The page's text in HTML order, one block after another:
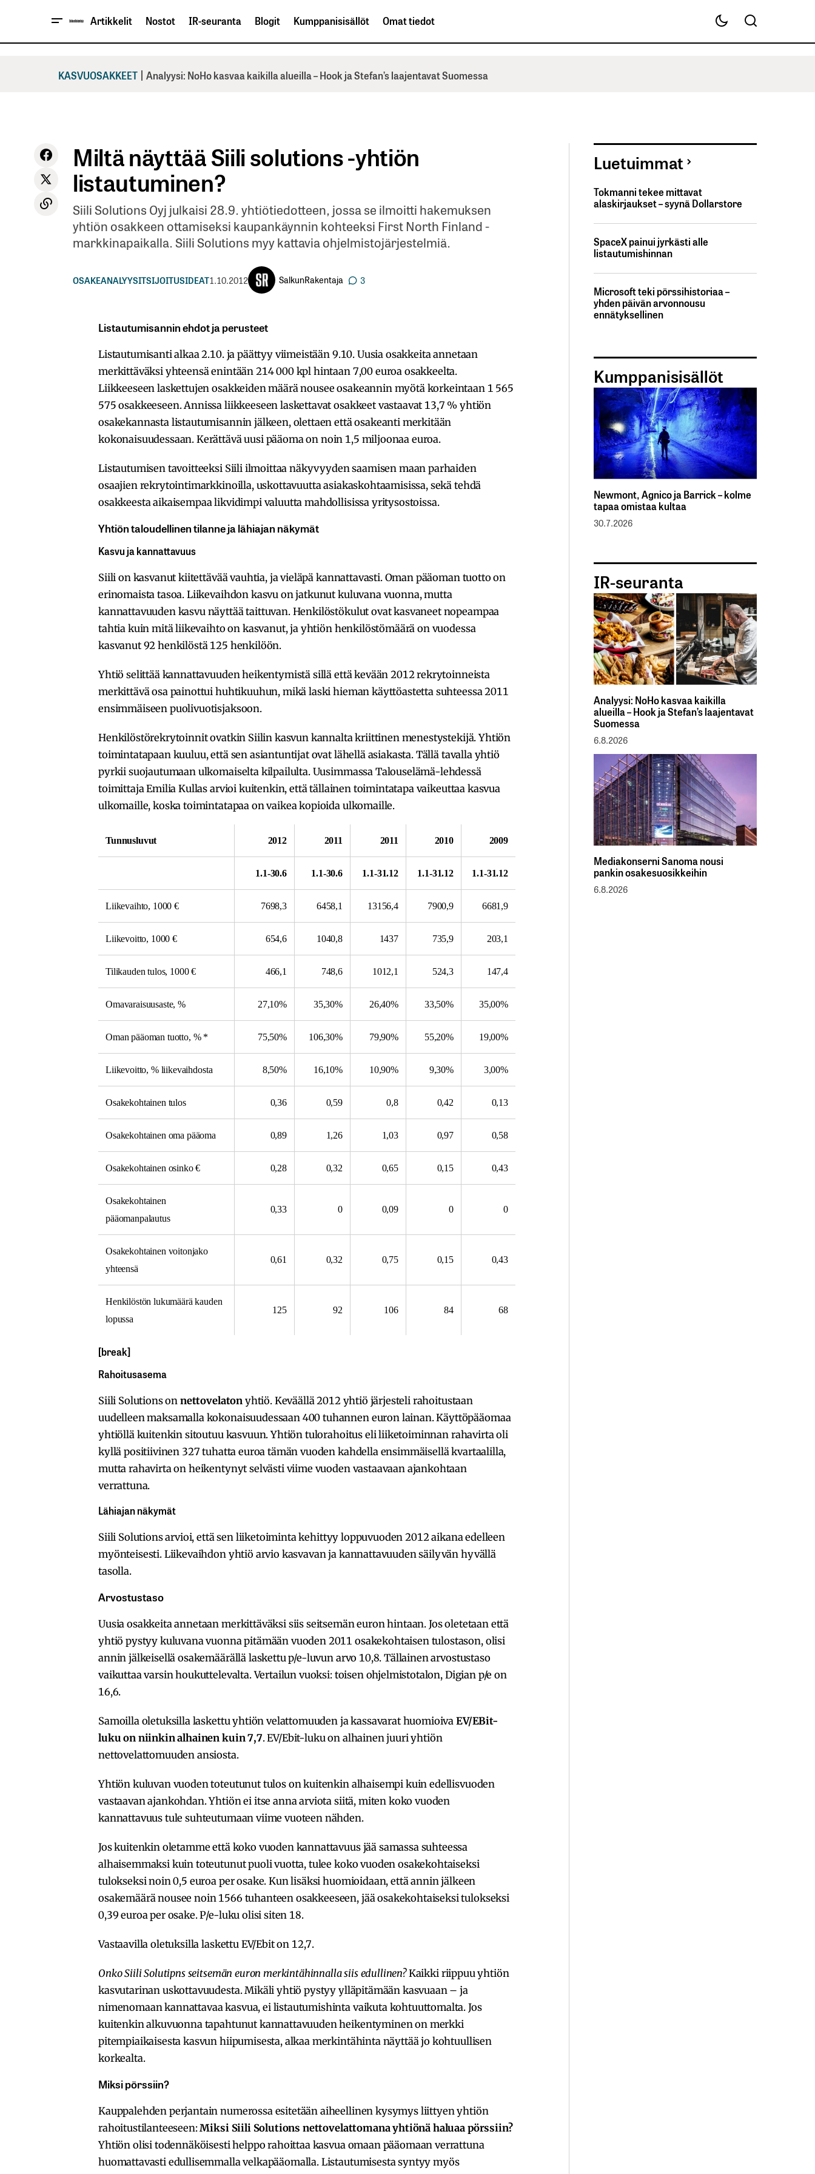
Artikkelit Nostot IR-seuranta Blogit Kumppanisisällöt Omat tiedot
KASVUOSAKKEET | Analyysi: NoHo kasvaa kaikilla alueilla – Hook ja Stefan’s laajentavat Suomessa
Miltä näyttää Siili solutions -yhtiön
listautuminen?
Siili Solutions Oyj julkaisi 28.9. yhtiötiedotteen, jossa se ilmoitti hakemuksen
yhtiön osakkeen ottamiseksi kaupankäynnin kohteeksi First North Finland -
markkinapaikalla. Siili Solutions myy kattavia ohjelmistojärjestelmiä.
OSAKEANALYYSITSIJOITUSIDEAT1.10.2012 SalkunRakentaja 3
Listautumisannin ehdot ja perusteet
Listautumisanti alkaa 2.10. ja päättyy viimeistään 9.10. Uusia osakkeita annetaan
merkittäväksi yhteensä enintään 214 000 kpl hintaan 7,00 euroa osakkeelta.
Liikkeeseen laskettujen osakkeiden määrä nousee osakeannin myötä korkeintaan 1 565
575 osakkeeseen. Annissa liikkeeseen laskettavat osakkeet vastaavat 13,7 % yhtiön
osakekannasta listautumisannin jälkeen, olettaen että osakeanti merkitään
kokonaisuudessaan. Kerättävä uusi pääoma on noin 1,5 miljoonaa euroa.
Listautumisen tavoitteeksi Siili ilmoittaa näkyvyyden saamisen maan parhaiden
osaajien rekrytointimarkkinoilla, uskottavuutta asiakaskohtaamisissa, sekä tehdä
osakkeesta aikaisempaa likvidimpi valuutta mahdollisissa yritysostoissa.
Yhtiön taloudellinen tilanne ja lähiajan näkymät
Kasvu ja kannattavuus
Siili on kasvanut kiitettävää vauhtia, ja vieläpä kannattavasti. Oman pääoman tuotto on
erinomaista tasoa. Liikevaihdon kasvu on jatkunut kuluvana vuonna, mutta
kannattavuuden kasvu näyttää taittuvan. Henkilöstökulut ovat kasvaneet nopeampaa
tahtia kuin mitä liikevaihto on kasvanut, ja yhtiön henkilöstömäärä on vuodessa
kasvanut 92 henkilöstä 125 henkilöön.
Yhtiö selittää kannattavuuden heikentymistä sillä että kevään 2012 rekrytoinneista
merkittävä osa painottui huhtikuuhun, mikä laski hieman käyttöastetta suhteessa 2011
ensimmäiseen puolivuotisjaksoon.
Henkilöstörekrytoinnit ovatkin Siilin kasvun kannalta kriittinen menestystekijä. Yhtiön
toimintatapaan kuuluu, että sen asiantuntijat ovat lähellä asiakasta. Tällä tavalla yhtiö
pyrkii suojautumaan ulkomaiselta kilpailulta. Uusimmassa Talouselämä-lehdessä
toimittaja Emilia Kullas arvioi kuitenkin, että tällainen toimintatapa vaikeuttaa kasvua
ulkomaille, koska toimintatapaa on vaikea kopioida ulkomaille.
Tunnusluvut 2012 2011 2011 2010 2009
1.1-30.6 1.1-30.6 1.1-31.12 1.1-31.12 1.1-31.12
Liikevaihto, 1000 € 7698,3 6458,1 13156,4 7900,9 6681,9
Liikevoitto, 1000 € 654,6 1040,8 1437 735,9 203,1
Tilikauden tulos, 1000 € 466,1 748,6 1012,1 524,3 147,4
Omavaraisuusaste, % 27,10% 35,30% 26,40% 33,50% 35,00%
Oman pääoman tuotto, % * 75,50% 106,30% 79,90% 55,20% 19,00%
Liikevoitto, % liikevaihdosta 8,50% 16,10% 10,90% 9,30% 3,00%
Osakekohtainen tulos 0,36 0,59 0,8 0,42 0,13
Osakekohtainen oma pääoma 0,89 1,26 1,03 0,97 0,58
Osakekohtainen osinko € 0,28 0,32 0,65 0,15 0,43
Osakekohtainen
pääomanpalautus
0,33 0 0,09 0 0
Osakekohtainen voitonjako
yhteensä
0,61 0,32 0,75 0,15 0,43
Henkilöstön lukumäärä kauden
lopussa
125 92 106 84 68
[break]
Rahoitusasema
Siili Solutions on nettovelaton yhtiö. Keväällä 2012 yhtiö järjesteli rahoitustaan
uudelleen maksamalla kokonaisuudessaan 400 tuhannen euron lainan. Käyttöpääomaa
yhtiöllä kuitenkin sitoutuu kasvuun. Yhtiön tulorahoitus eli liiketoiminnan rahavirta oli
kyllä positiivinen 327 tuhatta euroa tämän vuoden kahdella ensimmäisellä kvartaalilla,
mutta rahavirta on heikentynyt selvästi viime vuoden vastaavaan ajankohtaan
verrattuna.
Lähiajan näkymät
Siili Solutions arvioi, että sen liiketoiminta kehittyy loppuvuoden 2012 aikana edelleen
myönteisesti. Liikevaihdon yhtiö arvio kasvavan ja kannattavuuden säilyvän hyvällä
tasolla.
Arvostustaso
Uusia osakkeita annetaan merkittäväksi siis seitsemän euron hintaan. Jos oletetaan että
yhtiö pystyy kuluvana vuonna pitämään vuoden 2011 osakekohtaisen tulostason, olisi
annin jälkeisellä osakemäärällä laskettu p/e-luvun arvo 10,8. Tällainen arvostustaso
vaikuttaa varsin houkuttelevalta. Vertailun vuoksi: toisen ohjelmistotalon, Digian p/e on
16,6.
Samoilla oletuksilla laskettu yhtiön velattomuuden ja kassavarat huomioiva EV/EBit-
luku on niinkin alhainen kuin 7,7. EV/Ebit-luku on alhainen juuri yhtiön
nettovelattomuuden ansiosta.
Yhtiön kuluvan vuoden toteutunut tulos on kuitenkin alhaisempi kuin edellisvuoden
vastaavan ajankohdan. Yhtiön ei itse anna arviota siitä, miten koko vuoden
kannattavuus tule suhteutumaan viime vuoteen nähden.
Jos kuitenkin oletamme että koko vuoden kannattavuus jää samassa suhteessa
alhaisemmaksi kuin toteutunut puoli vuotta, tulee koko vuoden osakekohtaiseksi
tulokseksi noin 0,5 euroa per osake. Kun lisäksi huomioidaan, että annin jälkeen
osakemäärä nousee noin 1566 tuhanteen osakkeeseen, jää osakekohtaiseksi tulokseksi
0,39 euroa per osake. P/e-luku olisi siten 18.
Vastaavilla oletuksilla laskettu EV/Ebit on 12,7.
Onko Siili Solutipns seitsemän euron merkintähinnalla siis edullinen?Kaikki riippuu yhtiön
kasvutarinan uskottavuudesta. Mikäli yhtiö pystyy ylläpitämään kasvuaan – ja
nimenomaan kannattavaa kasvua, ei listautumishinta vaikuta kohtuuttomalta. Jos
kuitenkin alkuvuonna tapahtunut kannattavuuden heikentyminen on merkki
pitempiaikaisesta kasvun hiipumisesta, alkaa merkintähinta näyttää jo kohtuullisen
korkealta.
Miksi pörssiin?
Kauppalehden perjantain numerossa esitetään aiheellinen kysymys liittyen yhtiön
rahoitustilanteeseen: Miksi Siili Solutions nettovelattomana yhtiönä haluaa pörssiin?
Yhtiön olisi todennäköisesti helppo rahoittaa kasvua omaan pääomaan verrattuna
huomattavasti edullisemmalla velkapääomalla. Listautumisesta syntyy myös
Luetuimmat
Tokmanni tekee mittavat
alaskirjaukset – syynä Dollarstore
SpaceX painui jyrkästi alle
listautumishinnan
Microsoft teki pörssihistoriaa –
yhden päivän arvonnousu
ennätyksellinen
Kumppanisisällöt
Newmont, Agnico ja Barrick – kolme
tapaa omistaa kultaa
30.7.2026
IR-seuranta
Analyysi: NoHo kasvaa kaikilla
alueilla – Hook ja Stefan’s laajentavat
Suomessa
6.8.2026
Mediakonserni Sanoma nousi
pankin osakesuosikkeihin
6.8.2026